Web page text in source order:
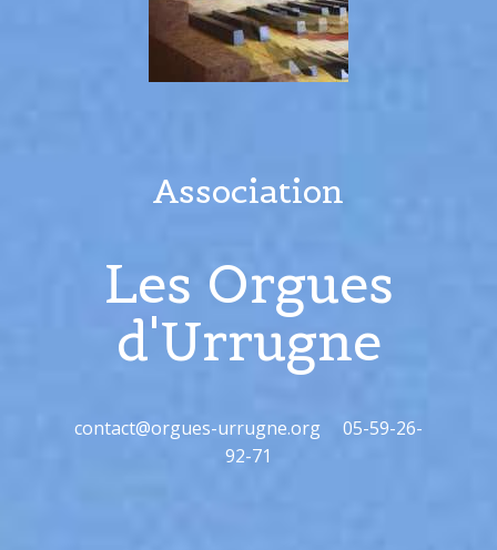
Adhésions
Association
Les Orgues
d'Urrugne
contact@orgues-urrugne.org 05-59-26-
92-71